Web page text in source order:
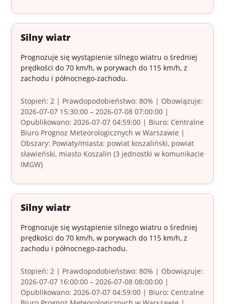
Silny wiatr
Prognozuje się wystąpienie silnego wiatru o średniej
prędkości do 70 km/h, w porywach do 115 km/h, z
zachodu i północnego-zachodu.
Stopień: 2 | Prawdopodobieństwo: 80% | Obowiązuje:
2026-07-07 15:30:00 – 2026-07-08 07:00:00 |
Opublikowano: 2026-07-07 04:59:00 | Biuro: Centralne
Biuro Prognoz Meteorologicznych w Warszawie |
Obszary: Powiaty/miasta: powiat koszaliński, powiat
sławieński, miasto Koszalin (3 jednostki w komunikacie
IMGW)
Silny wiatr
Prognozuje się wystąpienie silnego wiatru o średniej
prędkości do 70 km/h, w porywach do 115 km/h, z
zachodu i północnego-zachodu.
Stopień: 2 | Prawdopodobieństwo: 80% | Obowiązuje:
2026-07-07 16:00:00 – 2026-07-08 08:00:00 |
Opublikowano: 2026-07-07 04:59:00 | Biuro: Centralne